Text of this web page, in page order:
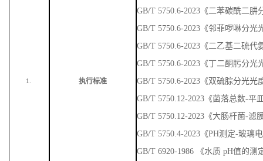
GB/T 5750.4-2023《电化学探头法
GB/T 5750.11-2023《消毒剂残留
GB/T 5750.5-2023《氨氮-纳氏试
GB/T 5750.5-2023《亚硝酸盐（
GB/T 5750.5-2023《硫酸盐 -铬酸
GB/T 5750.5-2023《磷酸盐-钼锑
GB/T 5750.6-2023《二苯碳酰二
GB/T 5750.6-2023《邻菲啰啉分光
GB/T 5750.6-2023《二乙基二硫